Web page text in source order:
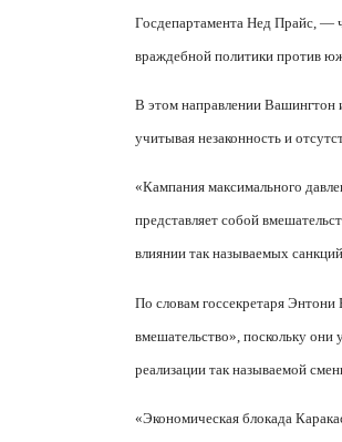
Госдепартамента Нед Прайс, —
враждебной политики против
В этом направлении
учитывая незаконность и
«Кампания максимального
представляет собой
влиянии так называемых
По словам госсекретаря
вмешательство», поскольку они
реализации так называемой
«Экономическая блокада